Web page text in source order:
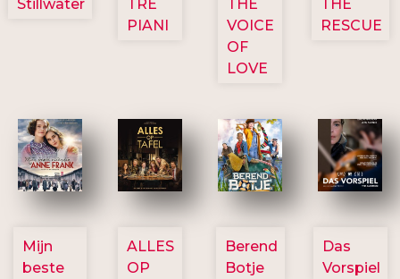
Stillwater
TRE
PIANI
THE
VOICE
OF
LOVE
THE
RESCUE
2757
Mijn
beste
3154
ALLES
OP
2799
Berend
Botje
2777
Das
Vorspiel